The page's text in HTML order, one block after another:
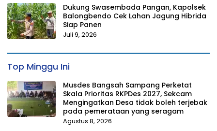
Dukung Swasembada Pangan, Kapolsek
Balongbendo Cek Lahan Jagung Hibrida
Siap Panen
Juli 9, 2026
Top Minggu Ini
Musdes Bangsah Sampang Perketat
Skala Prioritas RKPDes 2027, Sekcam
Mengingatkan Desa tidak boleh terjebak
pada pemerataan yang seragam
Agustus 8, 2026